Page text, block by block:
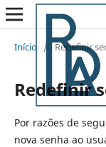
Início / Redefinir
Redefinir
Por razões de
nova senha ao